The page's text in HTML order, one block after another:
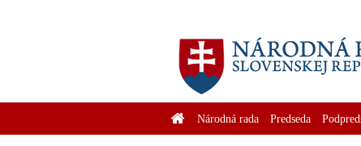
Národná rada Predseda